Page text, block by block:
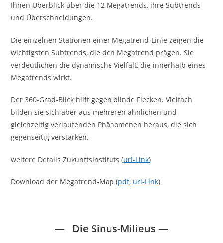
Ihnen Überblick über die 12 Megatrends, ihre Subtrends
und Überschneidungen.
Die einzelnen Stationen einer Megatrend-Linie zeigen die
wichtigsten Subtrends, die den Megatrend prägen. Sie
verdeutlichen die dynamische Vielfalt, die innerhalb eines
Megatrends wirkt.
Der 360-Grad-Blick hilft gegen blinde Flecken. Vielfach
bilden sie sich aber aus mehreren ähnlichen und
gleichzeitig verlaufenden Phänomenen heraus, die sich
gegenseitig verstärken.
weitere Details Zukunftsinstituts (url-Link)
Download der Megatrend-Map (pdf, url-Link)
— Die Sinus-Milieus —